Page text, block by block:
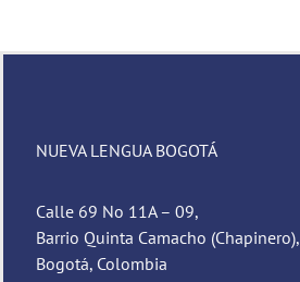
NUEVA LENGUA BOGOTÁ
Calle 69 No 11A – 09,
Barrio Quinta Camacho (Chapinero),
Bogotá, Colombia